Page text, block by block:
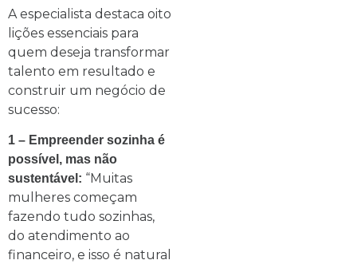
A especialista destaca oito
lições essenciais para
quem deseja transformar
talento em resultado e
construir um negócio de
sucesso:
1 – Empreender sozinha é
possível, mas não
sustentável: “Muitas
mulheres começam
fazendo tudo sozinhas,
do atendimento ao
financeiro, e isso é natural